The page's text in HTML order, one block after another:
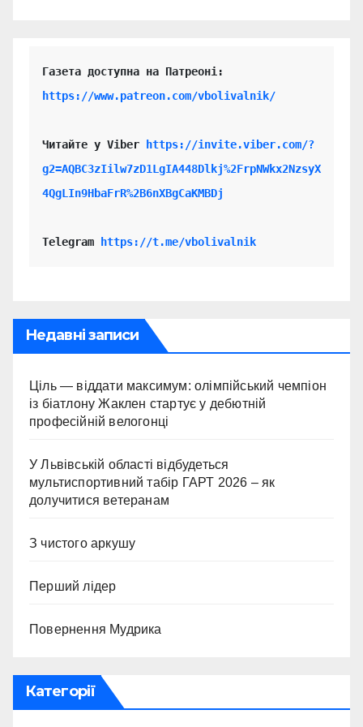
https://www.patreon.com/vbolivalnik/
Читайте у Viber
https://invite.viber.com/?
g2=AQBC3zIilw7zD1LgIA448Dlkj%2FrpNWkx2NzsyX
4QgLIn9HbaFrR%2B6nXBgCaKMBDj
Telegram https://t.me/vbolivalnik
Недавні записи
Ціль — віддати максимум: олімпійський чемпіон
із біатлону Жаклен стартує у дебютній
професійній велогонці
У Львівській області відбудеться
мультиспортивний табір ГАРТ 2026 – як
долучитися ветеранам
З чистого аркушу
Перший лідер
Повернення Мудрика
Категорії